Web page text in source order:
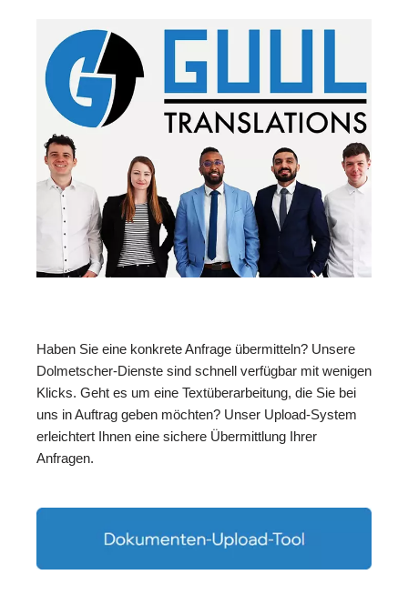
Haben Sie eine konkrete Anfrage übermitteln? Unsere
Dolmetscher-Dienste sind schnell verfügbar mit wenigen
Klicks. Geht es um eine Textüberarbeitung, die Sie bei
uns in Auftrag geben möchten? Unser Upload-System
erleichtert Ihnen eine sichere Übermittlung Ihrer
Anfragen.